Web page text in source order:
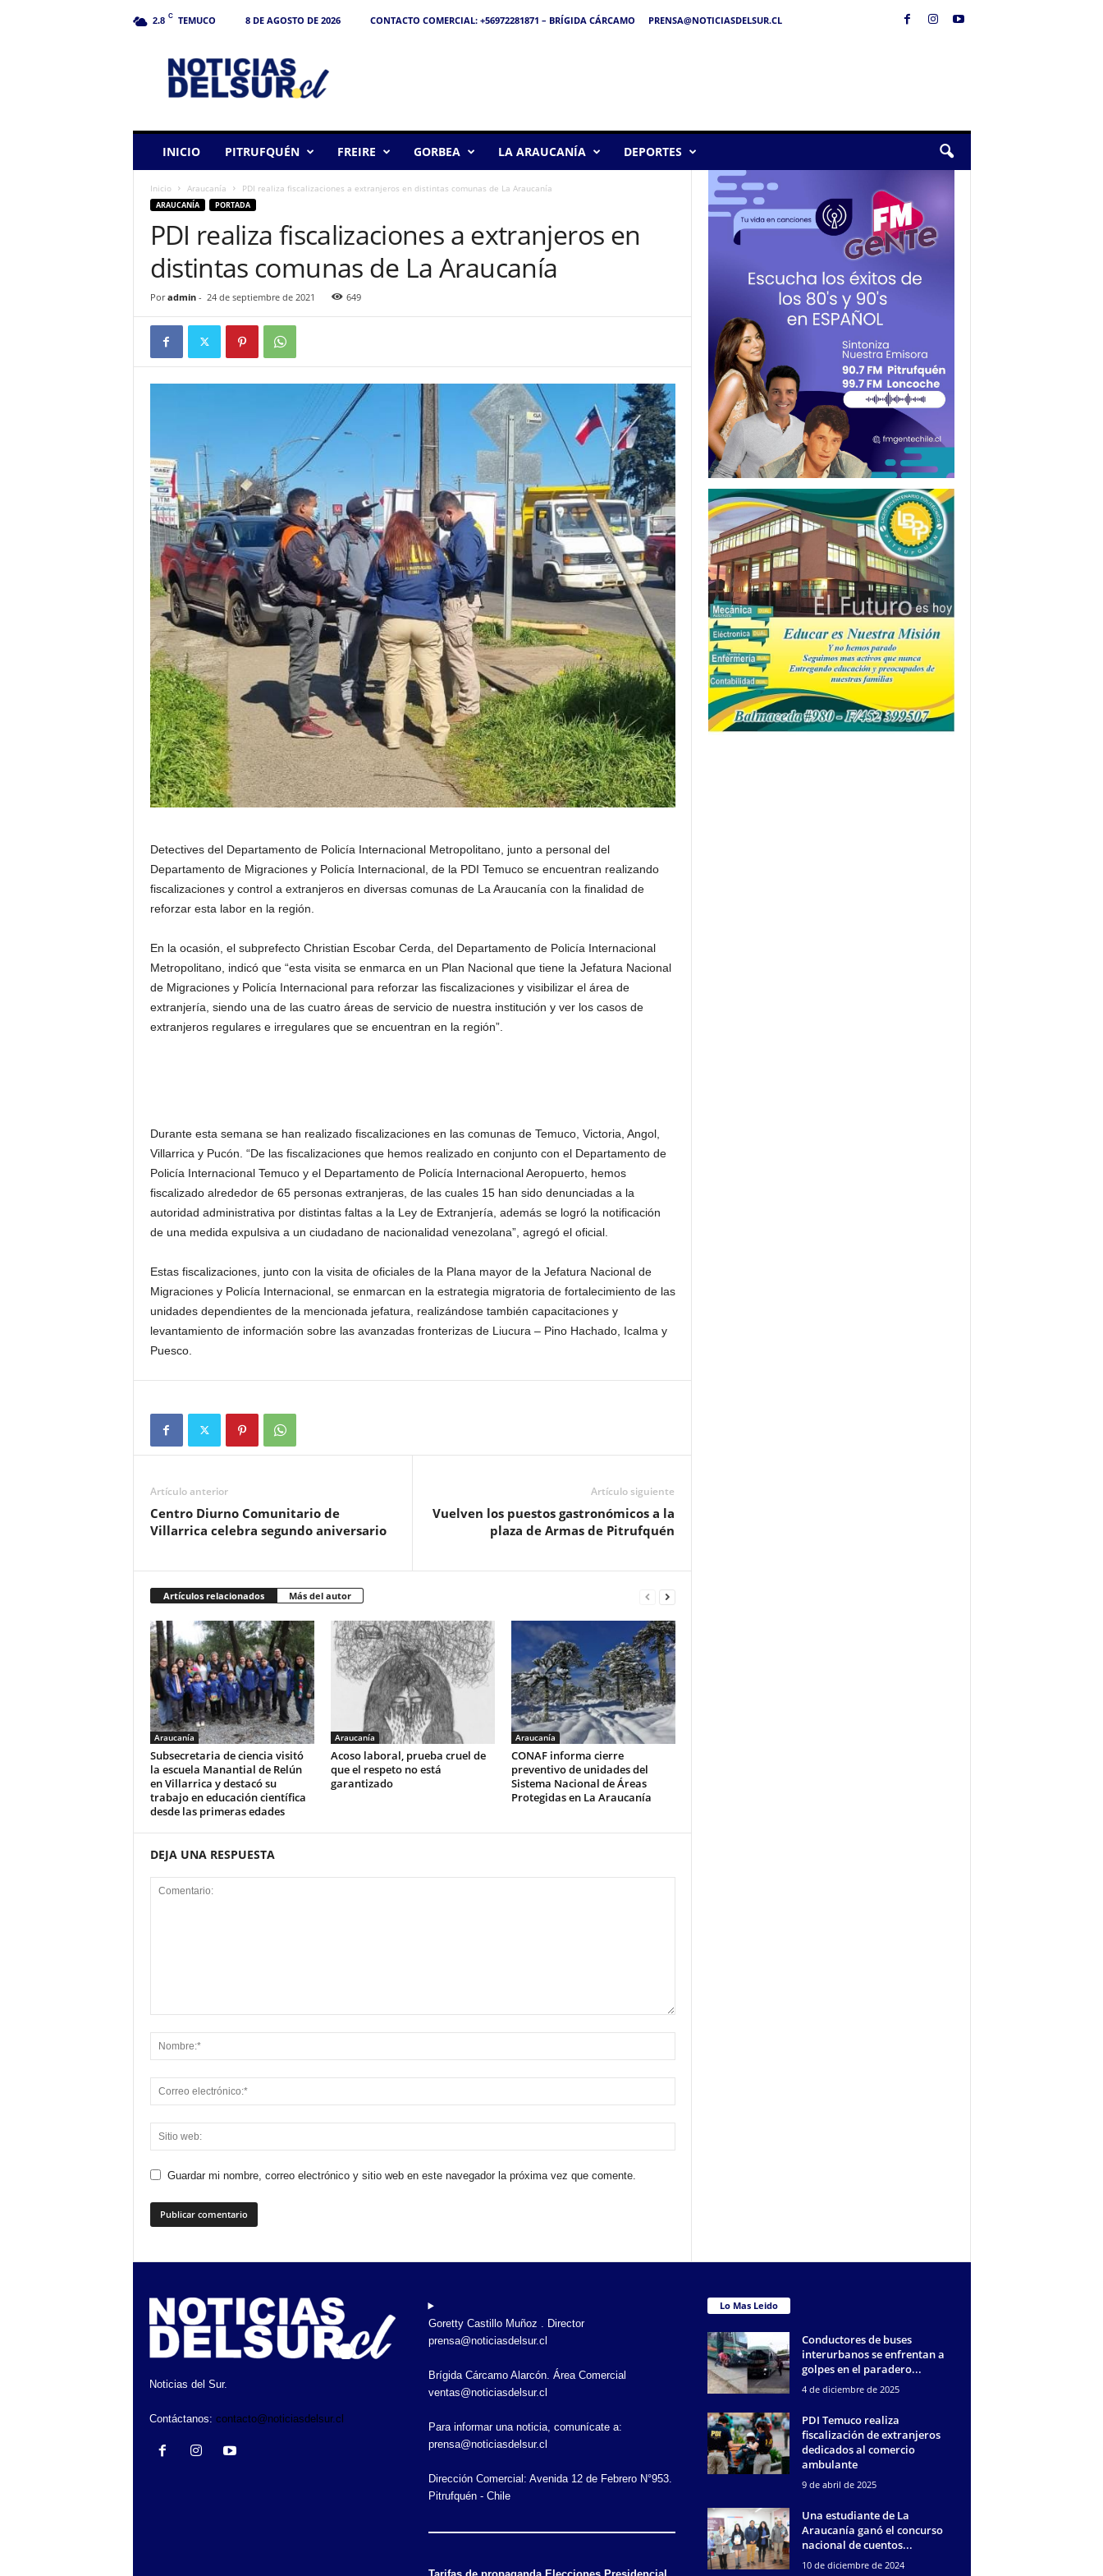
2.8 C TEMUCO 8 DE AGOSTO DE 2026 CONTACTO COMERCIAL: +56972281871 – BRÍGIDA CÁRCAMO
PRENSA@NOTICIASDELSUR.CL
INICIO PITRUFQUÉN FREIRE GORBEA LA ARAUCANÍA DEPORTES
Inicio Araucanía PDI realiza fiscalizaciones a extranjeros en distintas comunas de La Araucanía
ARAUCANÍA PORTADA
PDI realiza fiscalizaciones a extranjeros en
distintas comunas de La Araucanía
Por admin- 24 de septiembre de 2021 649
Detectives del Departamento de Policía Internacional Metropolitano, junto a personal del
Departamento de Migraciones y Policía Internacional, de la PDI Temuco se encuentran realizando
fiscalizaciones y control a extranjeros en diversas comunas de La Araucanía con la finalidad de
reforzar esta labor en la región.
En la ocasión, el subprefecto Christian Escobar Cerda, del Departamento de Policía Internacional
Metropolitano, indicó que “esta visita se enmarca en un Plan Nacional que tiene la Jefatura Nacional
de Migraciones y Policía Internacional para reforzar las fiscalizaciones y visibilizar el área de
extranjería, siendo una de las cuatro áreas de servicio de nuestra institución y ver los casos de
extranjeros regulares e irregulares que se encuentran en la región”.
Durante esta semana se han realizado fiscalizaciones en las comunas de Temuco, Victoria, Angol,
Villarrica y Pucón. “De las fiscalizaciones que hemos realizado en conjunto con el Departamento de
Policía Internacional Temuco y el Departamento de Policía Internacional Aeropuerto, hemos
fiscalizado alrededor de 65 personas extranjeras, de las cuales 15 han sido denunciadas a la
autoridad administrativa por distintas faltas a la Ley de Extranjería, además se logró la notificación
de una medida expulsiva a un ciudadano de nacionalidad venezolana”, agregó el oficial.
Estas fiscalizaciones, junto con la visita de oficiales de la Plana mayor de la Jefatura Nacional de
Migraciones y Policía Internacional, se enmarcan en la estrategia migratoria de fortalecimiento de las
unidades dependientes de la mencionada jefatura, realizándose también capacitaciones y
levantamiento de información sobre las avanzadas fronterizas de Liucura – Pino Hachado, Icalma y
Puesco.
Artículo anterior
Centro Diurno Comunitario de
Villarrica celebra segundo aniversario
Artículo siguiente
Vuelven los puestos gastronómicos a la
plaza de Armas de Pitrufquén
Artículos relacionados Más del autor
Araucanía
Subsecretaria de ciencia visitó
la escuela Manantial de Relún
en Villarrica y destacó su
trabajo en educación científica
desde las primeras edades
Araucanía
Acoso laboral, prueba cruel de
que el respeto no está
garantizado
Araucanía
CONAF informa cierre
preventivo de unidades del
Sistema Nacional de Áreas
Protegidas en La Araucanía
DEJA UNA RESPUESTA
Guardar mi nombre, correo electrónico y sitio web en este navegador la próxima vez que comente.
Noticias del Sur.
Contáctanos: contacto@noticiasdelsur.cl
Goretty Castillo Muñoz . Director
prensa@noticiasdelsur.cl
Brígida Cárcamo Alarcón. Área Comercial
ventas@noticiasdelsur.cl
Para informar una noticia, comunícate a:
prensa@noticiasdelsur.cl
Dirección Comercial: Avenida 12 de Febrero N°953.
Pitrufquén - Chile
Lo Mas Leido
Conductores de buses
interurbanos se enfrentan a
golpes en el paradero...
4 de diciembre de 2025
PDI Temuco realiza
fiscalización de extranjeros
dedicados al comercio
ambulante
9 de abril de 2025
Una estudiante de La
Araucanía ganó el concurso
nacional de cuentos...
10 de diciembre de 2024